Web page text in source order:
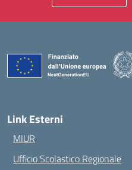
Link Esterni
MIUR
Ufficio Scolastico Regionale